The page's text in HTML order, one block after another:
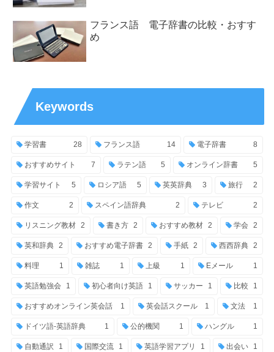
フランス語 電子辞書の比較・おすす
め
Keywords
学習書 28 フランス語 14 電子辞書 8
おすすめサイト 7 ラテン語 5 オンライン辞書 5
学習サイト 5 ロシア語 5 英英辞典 3 旅行 2
作文 2 スペイン語辞典 2 テレビ 2
リスニング教材 2 書き方 2 おすすめ教材 2 学会 2
英和辞典 2 おすすめ電子辞書 2 手紙 2 西西辞典 2
料理 1 雑誌 1 上級 1 Eメール 1
英語勉強会 1 初心者向け英語 1 サッカー 1 比較 1
おすすめオンライン英会話 1 英会話スクール 1 文法 1
ドイツ語-英語辞典 1 公的機関 1 ハングル 1
自動通訳 1 国際交流 1 英語学習アプリ 1 出会い 1